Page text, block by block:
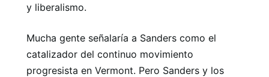
y liberalismo.
Mucha gente señalaría a Sanders como el
catalizador del continuo movimiento
progresista en Vermont. Pero Sanders y los